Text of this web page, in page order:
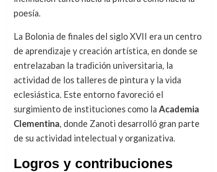
poesía.
La Bolonia de finales del siglo XVII era un centro
de aprendizaje y creación artística, en donde se
entrelazaban la tradición universitaria, la
actividad de los talleres de pintura y la vida
eclesiástica. Este entorno favoreció el
surgimiento de instituciones como la Academia
Clementina, donde Zanoti desarrolló gran parte
de su actividad intelectual y organizativa.
Logros y contribuciones